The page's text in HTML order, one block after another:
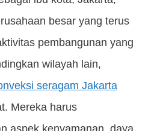
besar yang terus
pembangunan yang
wilayah lain,
seragam Jakarta
Mereka harus